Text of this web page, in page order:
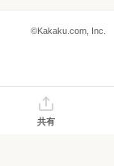
©Kakaku.com, Inc.
共有